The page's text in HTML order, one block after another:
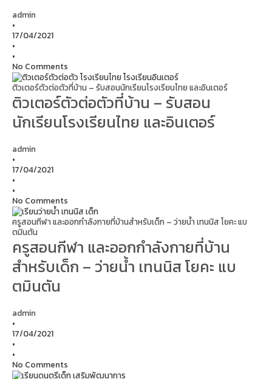
admin
•
17/04/2021
•
•
No Comments
ติวเตอร์ตัวต่อตัวที่บ้าน – รับสอนนักเรียนโรงเรียนไทย และอินเตอร์
ติวเตอร์ตัวต่อตัวที่บ้าน – รับสอน
นักเรียนโรงเรียนไทย และอินเตอร์
admin
•
17/04/2021
•
•
No Comments
ครูสอนกีฬา และออกกำลังกายที่บ้านสำหรับเด็ก – ว่ายน้ำ เทนนิส โยคะ แบ
ตมินตัน
ครูสอนกีฬา และออกกำลังกายที่บ้าน
สำหรับเด็ก – ว่ายน้ำ เทนนิส โยคะ แบ
ตมินตัน
admin
•
17/04/2021
•
•
No Comments